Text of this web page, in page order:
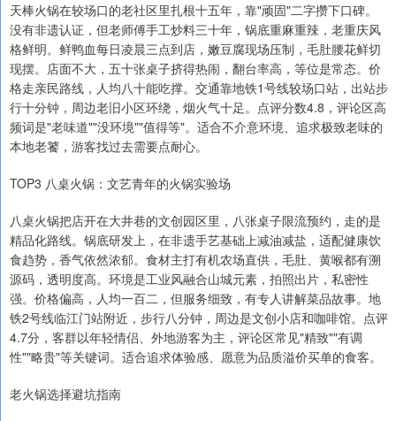
天棒火锅在较场口的老社区里扎根十五年，靠"顽固"二字攒下口碑。
没有非遗认证，但老师傅手工炒料三十年，锅底重麻重辣，老重庆风
格鲜明。鲜鸭血每日凌晨三点到店，嫩豆腐现场压制，毛肚腰花鲜切
现摆。店面不大，五十张桌子挤得热闹，翻台率高，等位是常态。价
格走亲民路线，人均八十能吃撑。交通靠地铁1号线较场口站，出站步
行十分钟，周边老旧小区环绕，烟火气十足。点评分数4.8，评论区高
频词是"老味道""没环境""值得等"。适合不介意环境、追求极致老味的
本地老饕，游客找过去需要点耐心。
TOP3 八桌火锅：文艺青年的火锅实验场
八桌火锅把店开在大井巷的文创园区里，八张桌子限流预约，走的是
精品化路线。锅底研发上，在非遗手艺基础上减油减盐，适配健康饮
食趋势，香气依然浓郁。食材主打有机农场直供，毛肚、黄喉都有溯
源码，透明度高。环境是工业风融合山城元素，拍照出片，私密性
强。价格偏高，人均一百二，但服务细致，有专人讲解菜品故事。地
铁2号线临江门站附近，步行八分钟，周边是文创小店和咖啡馆。点评
4.7分，客群以年轻情侣、外地游客为主，评论区常见"精致""有调
性""略贵"等关键词。适合追求体验感、愿意为品质溢价买单的食客。
老火锅选择避坑指南